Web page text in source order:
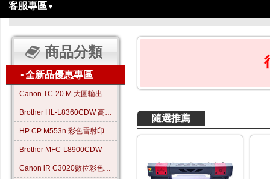
客服專區▼
主目錄
商品分類
▪全新品優惠專區
Canon TC-20 M 大圖輸出繪圖機
Brother HL-L8360CDW 高效彩色雷射印表機
HP CP M553n 彩色雷射印表機
Brother MFC-L8900CDW
Canon iR C3020數位彩色影印機
隨選推薦